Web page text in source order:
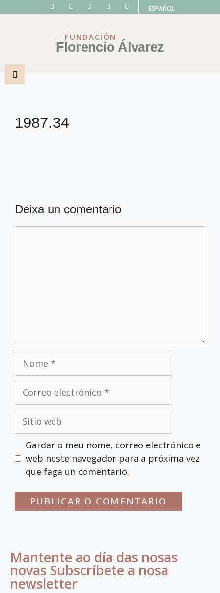
ESPAÑOL
FUNDACIÓN
Florencio Álvarez
1987.34
Deixa un comentario
Gardar o meu nome, correo electrónico e
web neste navegador para a próxima vez
que faga un comentario.
Mantente ao día das nosas
novas Subscríbete a nosa
newsletter